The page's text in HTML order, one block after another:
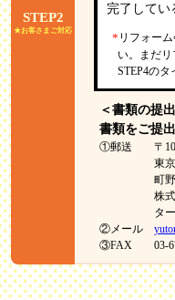
STEP2
★お客さまご対応
完了してい
* リフォー
い。まだ
STEP4のタ
＜書類の提
書類をご提
①郵送
〒
東
町
株
タ
②メール
③FAX
03-